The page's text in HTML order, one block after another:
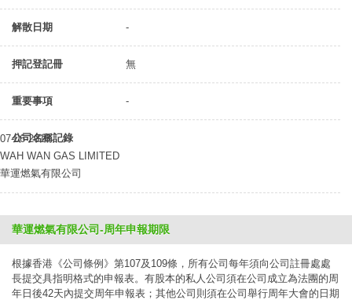
解散日期 -
押記登記冊 無
重要事項 -
公司名稱記錄
07-06-2018
WAH WAN GAS LIMITED
華運燃氣有限公司
華運燃氣有限公司-周年申報期限
根據香港《公司條例》第107及109條，所有公司每年須向公司註冊處處
長提交具指明格式的申報表。有股本的私人公司須在公司成立為法團的周
年日後42天內提交周年申報表；其他公司則須在公司舉行周年大會的日期